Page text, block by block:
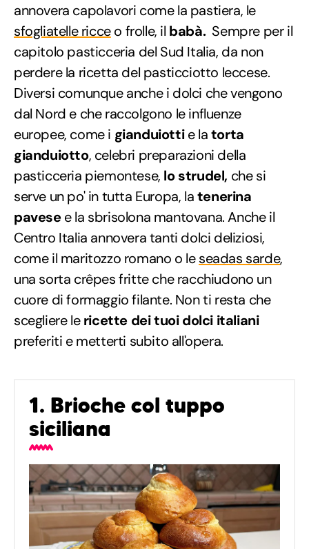
annovera capolavori come la pastiera, le
sfogliatelle ricceo frolle, il babà.Sempre per il
capitolo pasticceria del Sud Italia, da non
perdere la ricetta del pasticciotto leccese.
Diversi comunque anche i dolci che vengono
dal Nord e che raccolgono le influenze
europee, come i gianduiottie latorta
gianduiotto, celebri preparazioni della
pasticceria piemontese, lo strudel, che si
serve un po' in tutta Europa, latenerina
pavesee la sbrisolona mantovana. Anche il
Centro Italia annovera tanti dolci deliziosi,
come il maritozzo romano o leseadas sarde,
una sorta crêpes fritte che racchiudono un
cuore di formaggio filante. Non ti resta che
scegliere lericette dei tuoi dolci italiani
preferiti e metterti subito all'opera.
1. Brioche col tuppo
siciliana